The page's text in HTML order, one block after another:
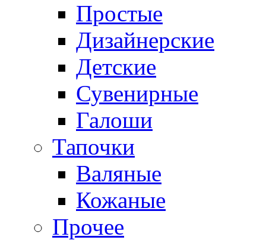
Простые
Дизайнерские
Детские
Сувенирные
Галоши
Тапочки
Валяные
Кожаные
Прочее